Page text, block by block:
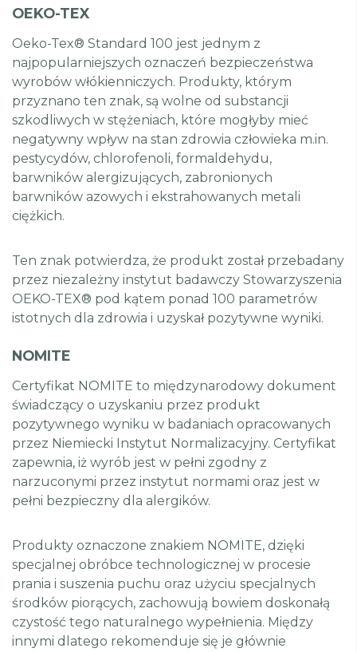
OEKO-TEX
Oeko-Tex® Standard 100 jest jednym z
najpopularniejszych oznaczeń bezpieczeństwa
wyrobów włókienniczych. Produkty, którym
przyznano ten znak, są wolne od substancji
szkodliwych w stężeniach, które mogłyby mieć
negatywny wpływ na stan zdrowia człowieka m.in.
pestycydów, chlorofenoli, formaldehydu,
barwników alergizujących, zabronionych
barwników azowych i ekstrahowanych metali
ciężkich.
Ten znak potwierdza, że produkt został przebadany
przez niezależny instytut badawczy Stowarzyszenia
OEKO-TEX® pod kątem ponad 100 parametrów
istotnych dla zdrowia i uzyskał pozytywne wyniki.
NOMITE
Certyfikat NOMITE to międzynarodowy dokument
świadczący o uzyskaniu przez produkt
pozytywnego wyniku w badaniach opracowanych
przez Niemiecki Instytut Normalizacyjny. Certyfikat
zapewnia, iż wyrób jest w pełni zgodny z
narzuconymi przez instytut normami oraz jest w
pełni bezpieczny dla alergików.
Produkty oznaczone znakiem NOMITE, dzięki
specjalnej obróbce technologicznej w procesie
prania i suszenia puchu oraz użyciu specjalnych
środków piorących, zachowują bowiem doskonałą
czystość tego naturalnego wypełnienia. Między
innymi dlatego rekomenduje się je głównie